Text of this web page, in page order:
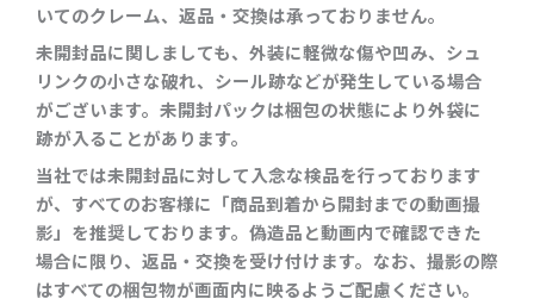
いてのクレーム、返品・交換は承っておりません。
未開封品に関しましても、外装に軽微な傷や凹み、シュ
リンクの小さな破れ、シール跡などが発生している場合
がございます。未開封パックは梱包の状態により外袋に
跡が入ることがあります。
当社では未開封品に対して入念な検品を行っております
が、すべてのお客様に「商品到着から開封までの動画撮
影」を推奨しております。偽造品と動画内で確認できた
場合に限り、返品・交換を受け付けます。なお、撮影の際
はすべての梱包物が画面内に映るようご配慮ください。